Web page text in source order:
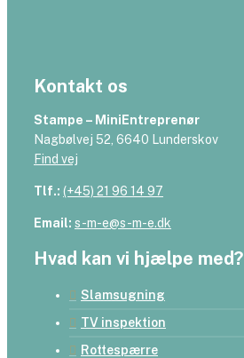
Kontakt os
Stampe – MiniEntreprenør
Nagbølvej 52, 6640 Lunderskov
Find vej
Tlf.: (+45) 21 96 14 97
Email: s-m-e@s-m-e.dk
Hvad kan vi hjælpe med?
Slamsugning
TV inspektion
Rottespærre